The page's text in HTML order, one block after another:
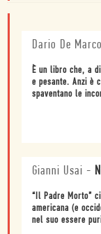
Dario De Marco
È un libro che, a
e pesante. Anzi è
spaventano le
Gianni Usai -
“Il Padre Morto”
americana (e
nel suo essere